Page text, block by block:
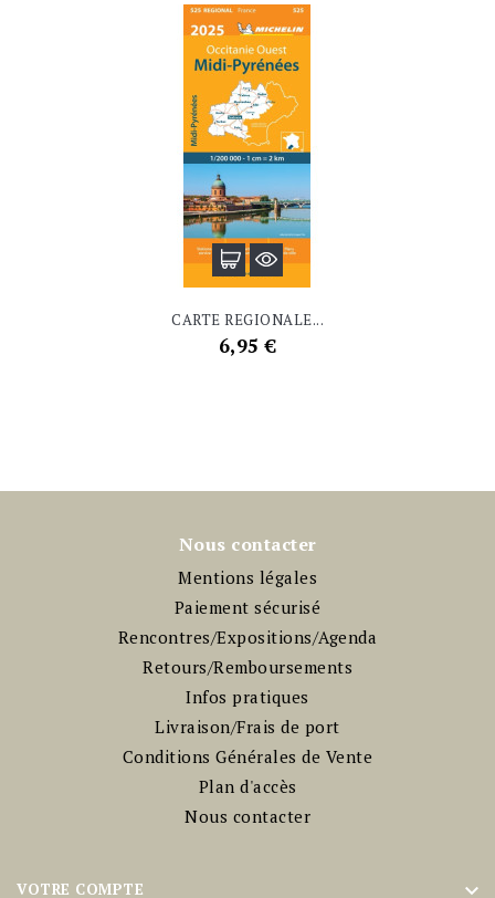
CARTE REGIONALE...
Prix
6,95 €
Nous contacter
Mentions légales
Paiement sécurisé
Rencontres/Expositions/Agenda
Retours/Remboursements
Infos pratiques
Livraison/Frais de port
Conditions Générales de Vente
Plan d'accès
Nous contacter
VOTRE COMPTE 